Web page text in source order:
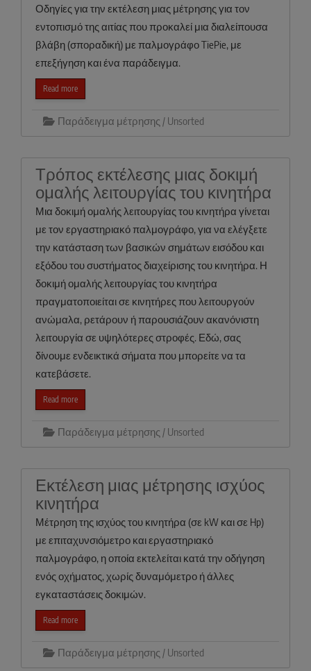
Οδηγίες για την εκτέλεση μιας μέτρησης για τον
εντοπισμό της αιτίας που προκαλεί μια διαλείπουσα
βλάβη (σποραδική) με παλμογράφο TiePie, με
επεξήγηση και ένα παράδειγμα.
Read more
Παράδειγμα μέτρησης / Unsorted
Τρόπος εκτέλεσης μιας δοκιμή
ομαλής λειτουργίας του κινητήρα
Μια δοκιμή ομαλής λειτουργίας του κινητήρα γίνεται
με τον εργαστηριακό παλμογράφο, για να ελέγξετε
την κατάσταση των βασικών σημάτων εισόδου και
εξόδου του συστήματος διαχείρισης του κινητήρα. Η
δοκιμή ομαλής λειτουργίας του κινητήρα
πραγματοποιείται σε κινητήρες που λειτουργούν
ανώμαλα, ρετάρουν ή παρουσιάζουν ακανόνιστη
λειτουργία σε υψηλότερες στροφές. Εδώ, σας
δίνουμε ενδεικτικά σήματα που μπορείτε να τα
κατεβάσετε.
Read more
Παράδειγμα μέτρησης / Unsorted
Εκτέλεση μιας μέτρησης ισχύος
κινητήρα
Μέτρηση της ισχύος του κινητήρα (σε kW και σε Hp)
με επιταχυνσιόμετρο και εργαστηριακό
παλμογράφο, η οποία εκτελείται κατά την οδήγηση
ενός οχήματος, χωρίς δυναμόμετρο ή άλλες
εγκαταστάσεις δοκιμών.
Read more
Παράδειγμα μέτρησης / Unsorted